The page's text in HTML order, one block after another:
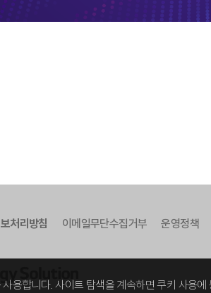
처리방침 이메일무단수집거부 운영정책
용합니다. 사이트 탐색을 계속하면 쿠키 사용에